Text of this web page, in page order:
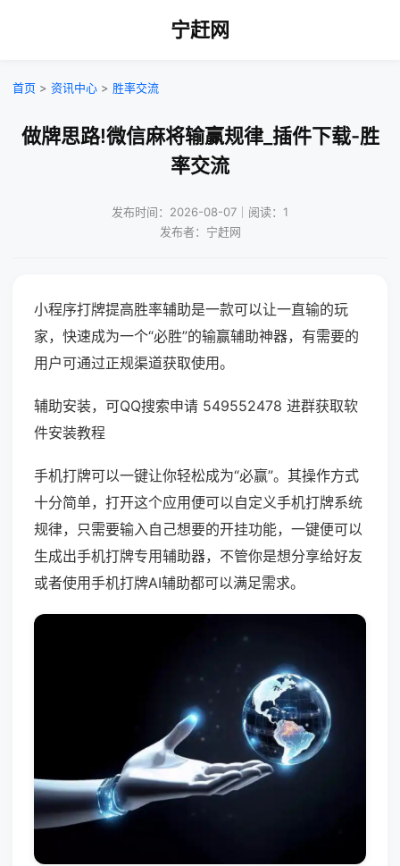
宁赶网
首页 > 资讯中心 > 胜率交流
做牌思路!微信麻将输赢规律_插件下载-胜
率交流
发布时间：2026-08-07｜阅读：1
发布者：宁赶网
小程序打牌提高胜率辅助是一款可以让一直输的玩
家，快速成为一个“必胜”的输赢辅助神器，有需要的
用户可通过正规渠道获取使用。
辅助安装，可QQ搜索申请 549552478 进群获取软
件安装教程
手机打牌可以一键让你轻松成为“必赢”。其操作方式
十分简单，打开这个应用便可以自定义手机打牌系统
规律，只需要输入自己想要的开挂功能，一键便可以
生成出手机打牌专用辅助器，不管你是想分享给好友
或者使用手机打牌AI辅助都可以满足需求。